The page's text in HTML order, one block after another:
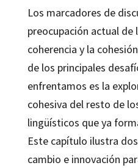
Los marcadores de
preocupación actual de
coherencia y la
de los principales
enfrentamos es la
cohesiva del resto de
lingüísticos que ya
Este capítulo ilustra
cambio e innovación